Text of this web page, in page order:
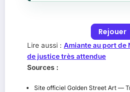
Rejouer
Lire aussi : Amiante au port de
de justice très attendue
Sources :
Site officiel Golden Street Art —